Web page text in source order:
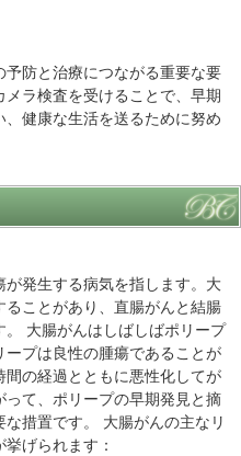
防と治療につながる重要な要
ラ検査を受けることで、早期
健康な生活を送るために努め
発生する病気を指します。大
ことがあり、直腸がんと結腸
大腸がんはしばしばポリープ
プは良性の腫瘍であることが
の経過とともに悪性化してが
て、ポリープの早期発見と摘
措置です。 大腸がんの主なリ
げられます：